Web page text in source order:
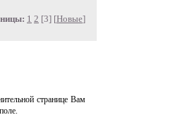
1 2 [3] [Новые]
странице Вам